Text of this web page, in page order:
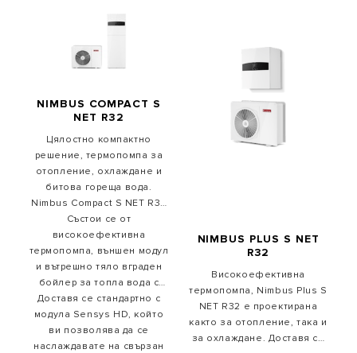
NIMBUS COMPACT S
NET R32
Цялостно компактно
решение, термопомпа за
отопление, охлаждане и
битова гореща вода.
Nimbus Compact S NET R32
е идеален за проекти от
тип ново строителство и за
реновиране.
Състои се от
високоефективна
термопомпа, външен модул
и вътрешно тяло вграден
бойлер за топла вода с
обем 180L.
Доставя се стандартно с
модула Sensys HD, който
ви позволява да се
наслаждавате на свързан
NIMBUS PLUS S NET
R32
Високоефективна
термопомпа, Nimbus Plus S
NET R32 е проектирана
както за отопление, така и
за охлаждане. Доставя се